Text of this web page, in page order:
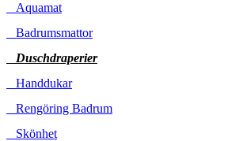
Aquamat
Badrumsmattor
Duschdraperier
Handdukar
Rengöring Badrum
Skönhet